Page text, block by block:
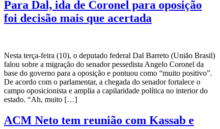
Para Dal, ida de Coronel para oposição
foi decisão mais que acertada
Nesta terça-feira (10), o deputado federal Dal Barreto (União Brasil)
falou sobre a migração do senador pessedista Angelo Coronel da
base do governo para a oposição e pontuou como “muito positivo”.
De acordo com o parlamentar, a chegada do senador fortalece o
campo oposicionista e amplia a capilaridade política no interior do
estado. “Ah, muito […]
ACM Neto tem reunião com Kassab e